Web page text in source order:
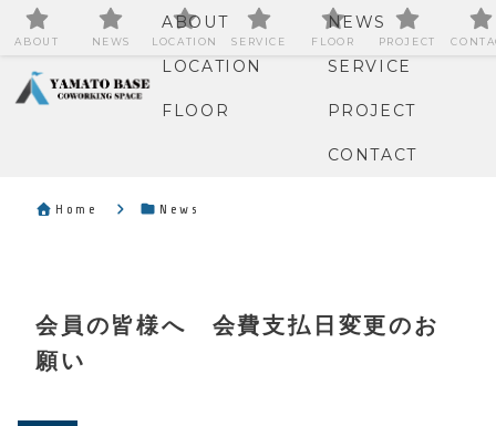
ABOUT NEWS
LOCATION SERVICE
FLOOR PROJECT
CONTACT
Home News
会員の皆様へ 会費支払日変更のお
願い
ABOUT NEWS LOCATION SERVICE FLOOR PROJECT